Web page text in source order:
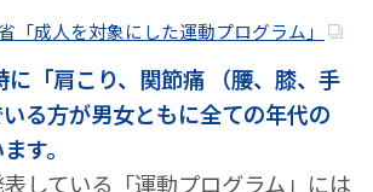
「成人を対象にした運動プログラム」
に「肩こり、関節痛 （腰、膝、手
る方が男女ともに全ての年代の
す。
している「運動プログラム」には